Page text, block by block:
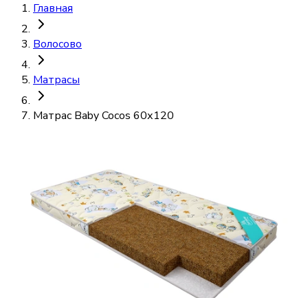
Главная
Волосово
Матрасы
Матрас Baby Cocos 60х120